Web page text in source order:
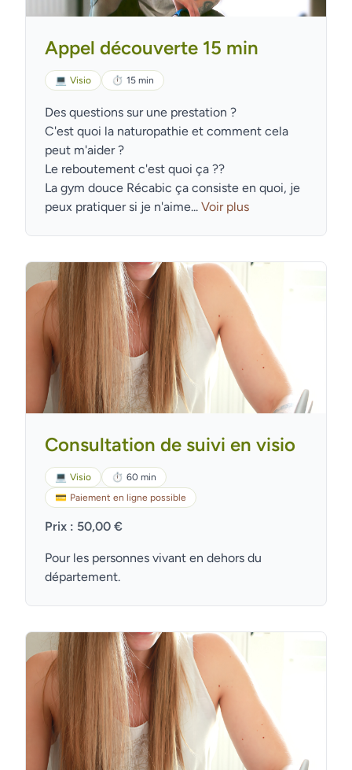
Appel découverte 15 min
💻 Visio ⏱ 15 min
Des questions sur une prestation ?
C'est quoi la naturopathie et comment cela
peut m'aider ?
Le reboutement c'est quoi ça ??
La gym douce Récabic ça consiste en quoi, je
peux pratiquer si je n'aime... Voir plus
Consultation de suivi en visio
💻 Visio ⏱ 60 min
💳 Paiement en ligne possible
Prix : 50,00 €
Pour les personnes vivant en dehors du
département.